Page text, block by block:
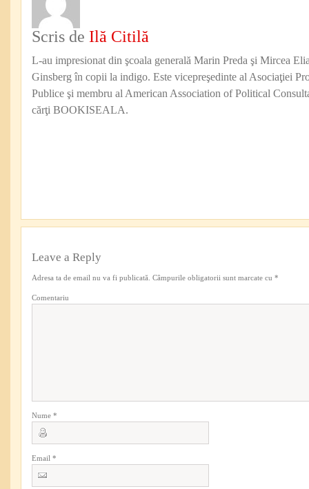
Scris de Ilă Citilă
L-au impresionat din şcoala generală Marin Preda şi Mircea
Ginsberg în copii la indigo. Este vicepreşedinte al Asociaţiei
Publice şi membru al American Association of Political
cărţi BOOKISEALA.
Leave a Reply
Adresa ta de email nu va fi publicată. Câmpurile obligatorii sunt marcate cu *
Comentariu
Nume *
Email *